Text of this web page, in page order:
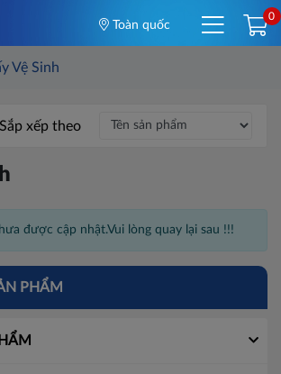
Toàn quốc
0
Vệ Sinh
PHẨM
Sắp xếp theo
được cập nhật.Vui lòng quay lại sau !!!